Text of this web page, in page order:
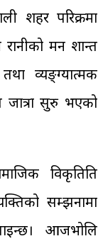
शहर परिक्रमा
मन शान्त
व्यङ्ग्यात्मक
सुरु भएको
विकृतिप्रति
सम्झनामा
आजभोलि